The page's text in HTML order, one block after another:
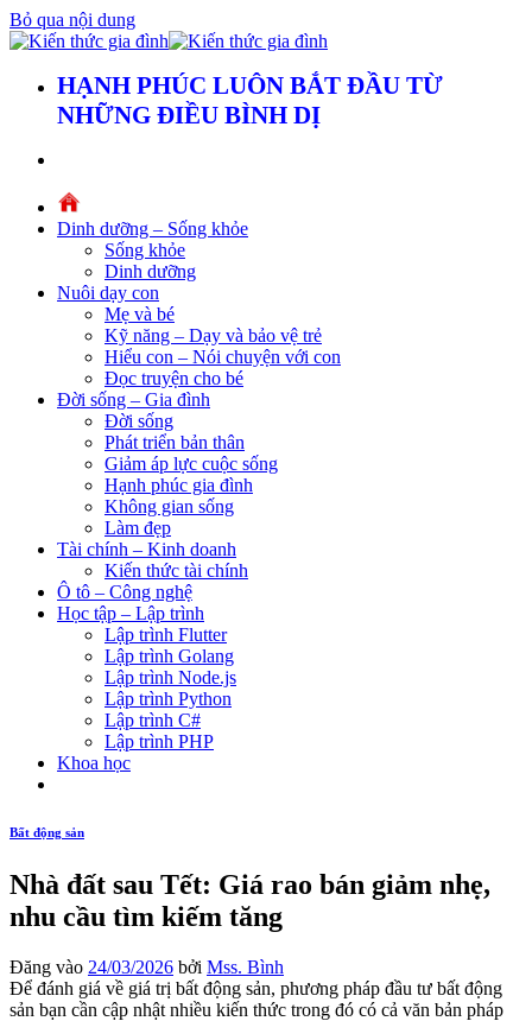
Bỏ qua nội dung
HẠNH PHÚC LUÔN BẮT ĐẦU TỪ
NHỮNG ĐIỀU BÌNH DỊ
Dinh dưỡng – Sống khỏe
Sống khỏe
Dinh dưỡng
Nuôi dạy con
Mẹ và bé
Kỹ năng – Dạy và bảo vệ trẻ
Hiểu con – Nói chuyện với con
Đọc truyện cho bé
Đời sống – Gia đình
Đời sống
Phát triển bản thân
Giảm áp lực cuộc sống
Hạnh phúc gia đình
Không gian sống
Làm đẹp
Tài chính – Kinh doanh
Kiến thức tài chính
Ô tô – Công nghệ
Học tập – Lập trình
Lập trình Flutter
Lập trình Golang
Lập trình Node.js
Lập trình Python
Lập trình C#
Lập trình PHP
Khoa học
Bất động sản
Nhà đất sau Tết: Giá rao bán giảm nhẹ,
nhu cầu tìm kiếm tăng
Đăng vào 24/03/2026 bởi Mss. Bình
Để đánh giá về giá trị bất động sản, phương pháp đầu tư bất động
sản bạn cần cập nhật nhiều kiến thức trong đó có cả văn bản pháp